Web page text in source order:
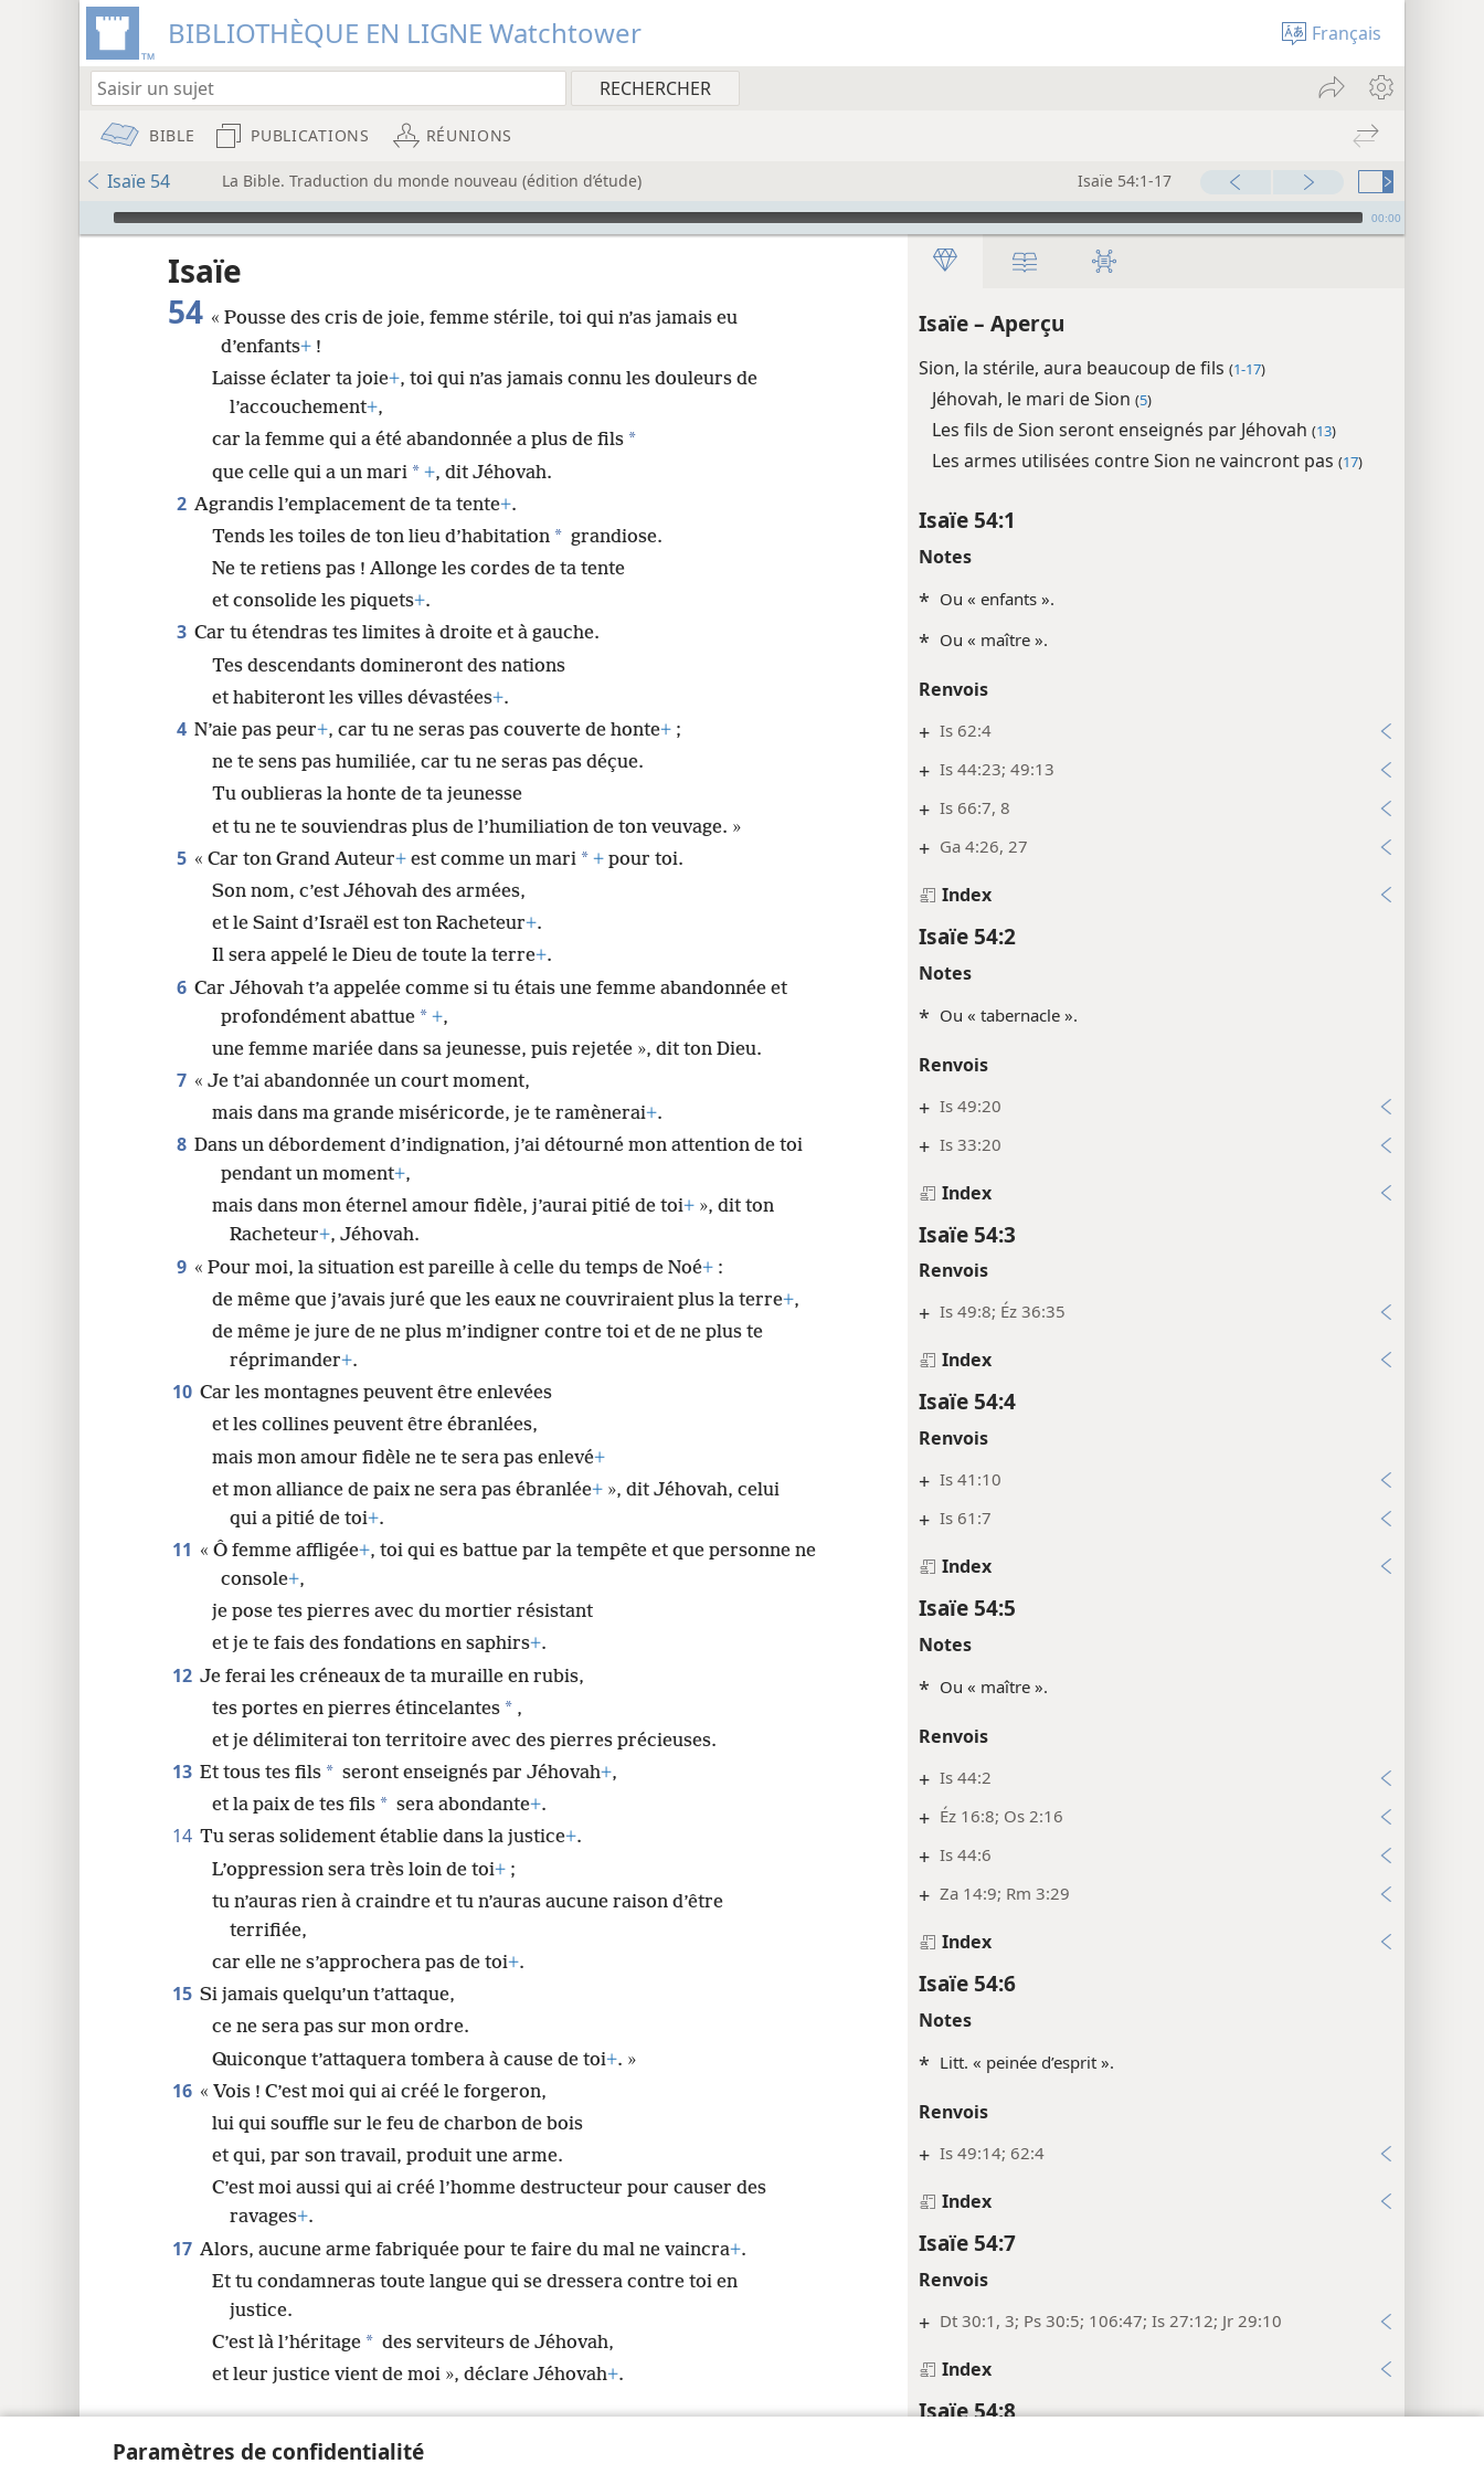
Paramètres de confidentialité
BIBLIOTHÈQUE EN LIGNE Watchtower Français
BIBLE PUBLICATIONS RÉUNIONS
Isaïe 54 La Bible. Traduction du monde nouveau (édition d’étude) Isaïe 54:1-17
Audio Player 00:00
Isaïe – Aperçu
Sion, la stérile, aura beaucoup de fils (1-17)
Jéhovah, le mari de Sion (5)
Les fils de Sion seront enseignés par Jéhovah (13)
Les armes utilisées contre Sion ne vaincront pas (17)
Isaïe 54:1
Notes
* Ou « enfants ».
* Ou « maître ».
Renvois
+ Is 62:4
+ Is 44:23; 49:13
+ Is 66:7, 8
+ Ga 4:26, 27
Index
Isaïe 54:2
Notes
* Ou « tabernacle ».
Renvois
+ Is 49:20
+ Is 33:20
Index
Isaïe 54:3
Renvois
+ Is 49:8; Éz 36:35
Index
Isaïe 54:4
Renvois
+ Is 41:10
+ Is 61:7
Index
Isaïe 54:5
Notes
* Ou « maître ».
Renvois
+ Is 44:2
+ Éz 16:8; Os 2:16
+ Is 44:6
+ Za 14:9; Rm 3:29
Index
Isaïe 54:6
Notes
* Litt. « peinée d’esprit ».
Renvois
+ Is 49:14; 62:4
Index
Isaïe 54:7
Renvois
+ Dt 30:1, 3; Ps 30:5; 106:47; Is 27:12; Jr 29:10
Index
Isaïe 54:8
Isaïe
54 « Pousse des cris de joie, femme stérile, toi qui n’as jamais eu
d’enfants+ !
Laisse éclater ta joie+, toi qui n’as jamais connu les douleurs de
l’accouchement+,
car la femme qui a été abandonnée a plus de fils *
que celle qui a un mari * +, dit Jéhovah.
2 Agrandis l’emplacement de ta tente+.
Tends les toiles de ton lieu d’habitation * grandiose.
Ne te retiens pas ! Allonge les cordes de ta tente
et consolide les piquets+.
3 Car tu étendras tes limites à droite et à gauche.
Tes descendants domineront des nations
et habiteront les villes dévastées+.
4 N’aie pas peur+, car tu ne seras pas couverte de honte+ ;
ne te sens pas humiliée, car tu ne seras pas déçue.
Tu oublieras la honte de ta jeunesse
et tu ne te souviendras plus de l’humiliation de ton veuvage. »
5 « Car ton Grand Auteur+ est comme un mari * + pour toi.
Son nom, c’est Jéhovah des armées,
et le Saint d’Israël est ton Racheteur+.
Il sera appelé le Dieu de toute la terre+.
6 Car Jéhovah t’a appelée comme si tu étais une femme abandonnée et
profondément abattue * +,
une femme mariée dans sa jeunesse, puis rejetée », dit ton Dieu.
7 « Je t’ai abandonnée un court moment,
mais dans ma grande miséricorde, je te ramènerai+.
8 Dans un débordement d’indignation, j’ai détourné mon attention de toi
pendant un moment+,
mais dans mon éternel amour fidèle, j’aurai pitié de toi+ », dit ton
Racheteur+, Jéhovah.
9 « Pour moi, la situation est pareille à celle du temps de Noé+ :
de même que j’avais juré que les eaux ne couvriraient plus la terre+,
de même je jure de ne plus m’indigner contre toi et de ne plus te
réprimander+.
10 Car les montagnes peuvent être enlevées
et les collines peuvent être ébranlées,
mais mon amour fidèle ne te sera pas enlevé+
et mon alliance de paix ne sera pas ébranlée+ », dit Jéhovah, celui
qui a pitié de toi+.
11 « Ô femme affligée+, toi qui es battue par la tempête et que personne ne
console+,
je pose tes pierres avec du mortier résistant
et je te fais des fondations en saphirs+.
12 Je ferai les créneaux de ta muraille en rubis,
tes portes en pierres étincelantes * ,
et je délimiterai ton territoire avec des pierres précieuses.
13 Et tous tes fils * seront enseignés par Jéhovah+,
et la paix de tes fils * sera abondante+.
14 Tu seras solidement établie dans la justice+.
L’oppression sera très loin de toi+ ;
tu n’auras rien à craindre et tu n’auras aucune raison d’être
terrifiée,
car elle ne s’approchera pas de toi+.
15 Si jamais quelqu’un t’attaque,
ce ne sera pas sur mon ordre.
Quiconque t’attaquera tombera à cause de toi+. »
16 « Vois ! C’est moi qui ai créé le forgeron,
lui qui souffle sur le feu de charbon de bois
et qui, par son travail, produit une arme.
C’est moi aussi qui ai créé l’homme destructeur pour causer des
ravages+.
17 Alors, aucune arme fabriquée pour te faire du mal ne vaincra+.
Et tu condamneras toute langue qui se dressera contre toi en
justice.
C’est là l’héritage * des serviteurs de Jéhovah,
et leur justice vient de moi », déclare Jéhovah+.